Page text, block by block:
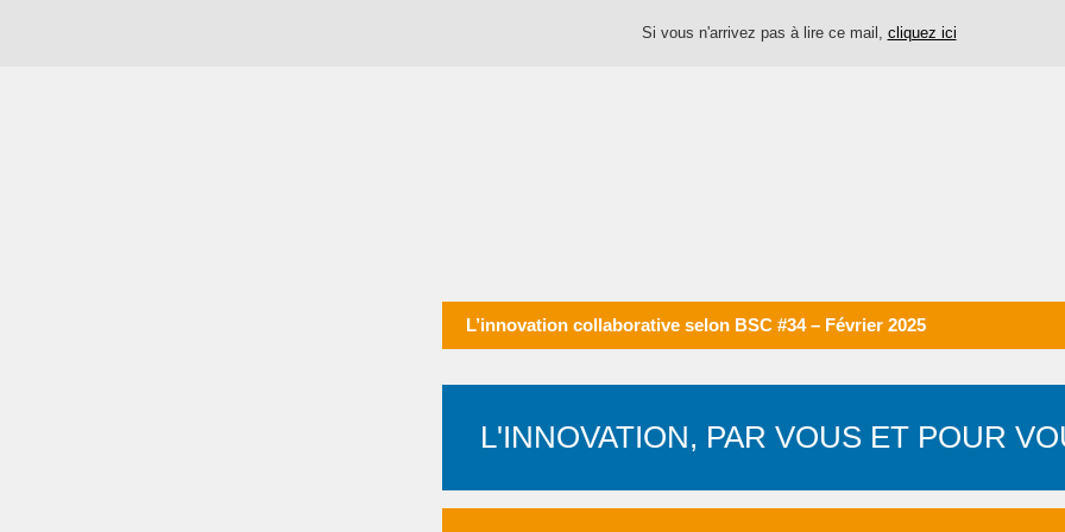
Si vous n'arrivez pas à lire ce mail, cliquez ici
L’innovation collaborative selon BSC #34 – Février 2025
L'INNOVATION, PAR VOUS ET POUR